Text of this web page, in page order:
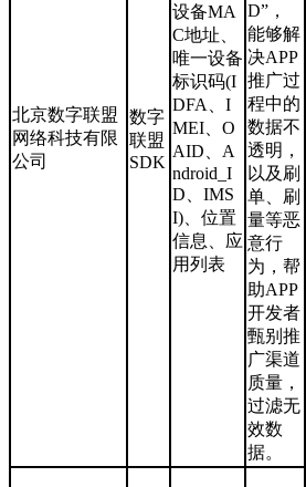
北京数字联盟
网络科技有限
公司
数字
联盟
SDK
设备MA
C地址、
唯一设备
标识码(I
DFA、I
MEI、O
AID、A
ndroid_I
D、IMS
I)、位置
信息、应
用列表
D”，
能够解
决APP
推广过
程中的
数据不
透明，
以及刷
单、刷
量等恶
意行
为，帮
助APP
开发者
甄别推
广渠道
质量，
过滤无
效数
据。